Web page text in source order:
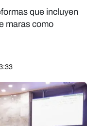
que incluyen
maras como